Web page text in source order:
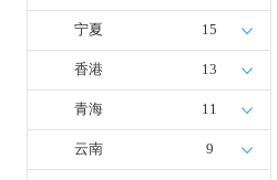
宁夏 15
香港 13
青海 11
云南 9